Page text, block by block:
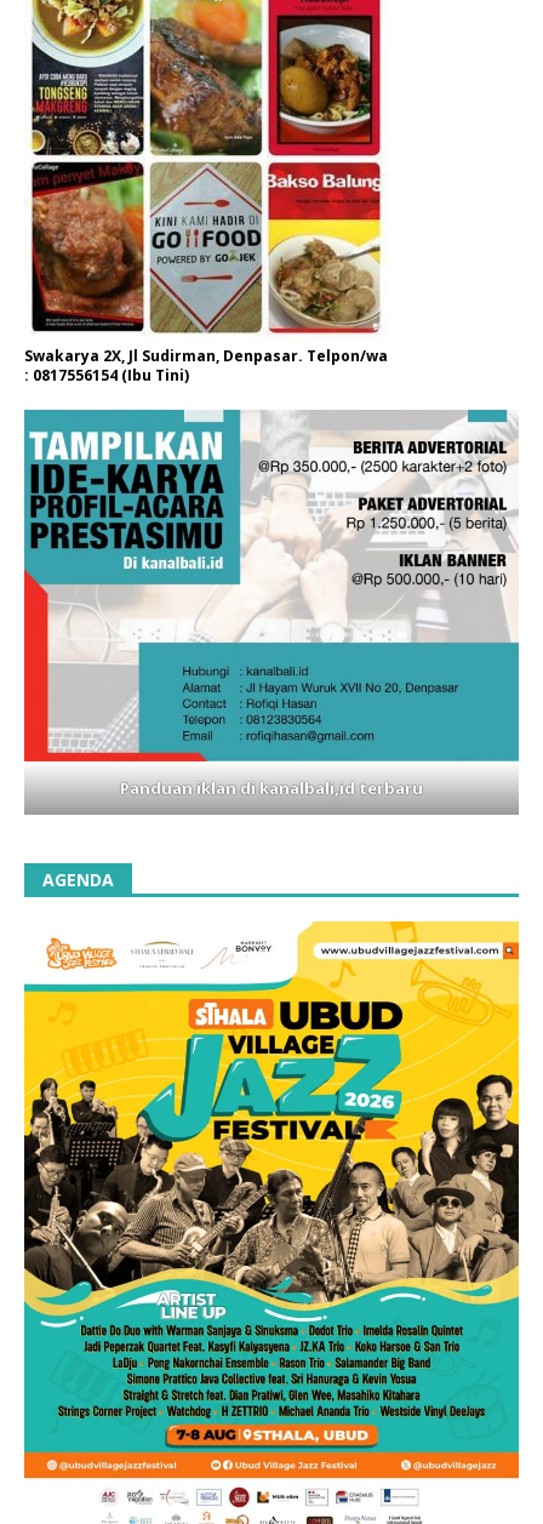
Swakarya 2X, Jl Sudirman, Denpasar. Telpon/wa
: 0817556154 (Ibu Tini)
Panduan iklan di kanalbali,id terbaru
AGENDA